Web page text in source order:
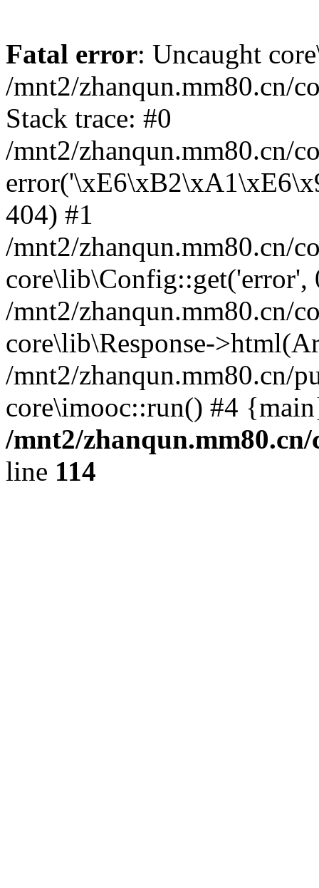
Fatal error: Uncaught
/mnt2/zhanqun.mm80.cn/
Stack trace: #0
/mnt2/zhanqun.mm80.cn/
404) #1
/mnt2/zhanqun.mm80.cn/
core\lib\Config::get('error',
/mnt2/zhanqun.mm80.cn/
core\lib\Response-
/mnt2/zhanqun.mm80.cn/
core\imooc::run() #4
/mnt2/
line 114